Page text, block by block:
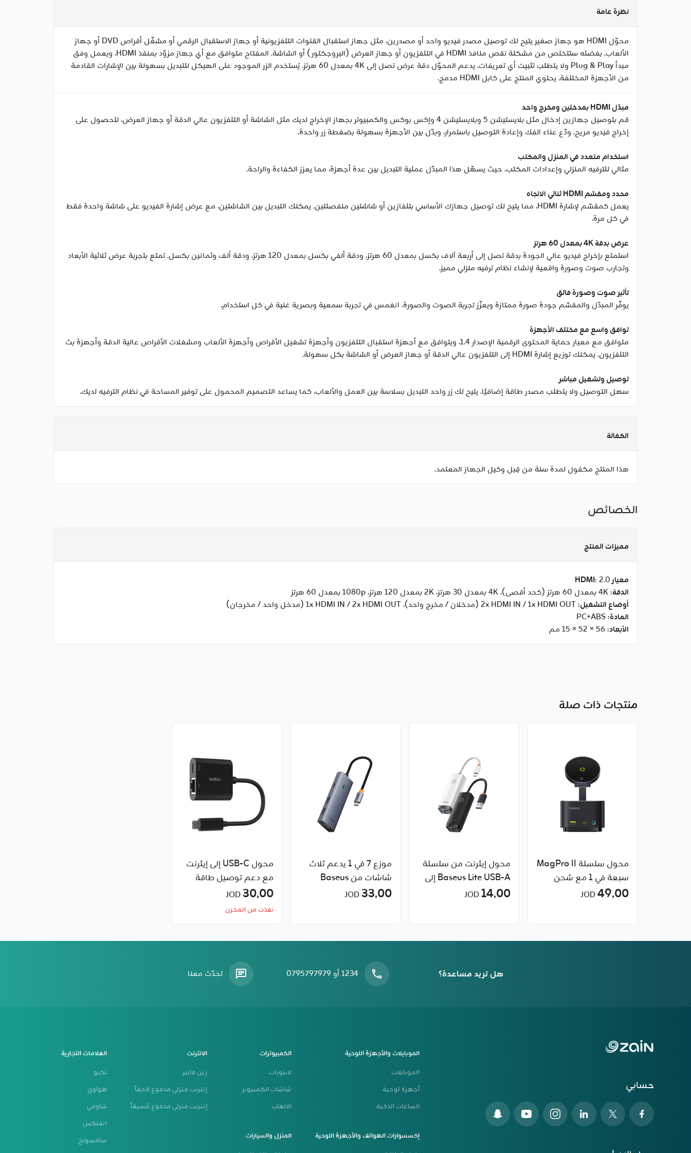
نظرة عامة
محوّل HDMI هو جهاز صغير يتيح لك توصيل مصدر فيديو واحد أو مصدرين، مثل جهاز استقبال القنوات التلفزيونية أو جهاز الاستقبال الرقمي أو مشغّل أقراص DVD أو جهاز
الألعاب. بفضله ستتخلص من مشكلة نقص منافذ HDMI في التلفزيون أو جهاز العرض (البروجكتور) أو الشاشة. المفتاح متوافق مع أي جهاز مزوّد بمنفذ HDMI، ويعمل وفق
مبدأ Plug & Play ولا يتطلب تثبيت أي تعريفات. يدعم المحوّل دقة عرض تصل إلى ‎4K بمعدل 60 هرتز. يُستخدم الزر الموجود على الهيكل للتبديل بسهولة بين الإشارات القادمة
من الأجهزة المختلفة. يحتوي المنتج على كابل HDMI مدمج.
مبدّل HDMI بمدخلين ومخرج واحد
قم بتوصيل جهازين إدخال مثل بلايستيشن 5 وبلايستيشن 4 وإكس بوكس والكمبيوتر بجهاز الإخراج لديك مثل الشاشة أو التلفزيون عالي الدقة أو جهاز العرض، للحصول على
إخراج فيديو مريح. ودّع عناء الفك وإعادة التوصيل باستمرار، وبدّل بين الأجهزة بسهولة بضغطة زر واحدة.
استخدام متعدد في المنزل والمكتب
مثالي للترفيه المنزلي وإعدادات المكتب، حيث يسهّل هذا المبدّل عملية التبديل بين عدة أجهزة، مما يعزز الكفاءة والراحة.
محدد ومقسّم HDMI ثنائي الاتجاه
يعمل كمقسّم لإشارة HDMI، مما يتيح لك توصيل جهازك الأساسي بتلفازين أو شاشتين منفصلتين. يمكنك التبديل بين الشاشتين، مع عرض إشارة الفيديو على شاشة واحدة فقط
في كل مرة.
عرض بدقة 4K بمعدل 60 هرتز
استمتع بإخراج فيديو عالي الجودة بدقة تصل إلى أربعة آلاف بكسل بمعدل 60 هرتز، ودقة ألفي بكسل بمعدل 120 هرتز، ودقة ألف وثمانين بكسل. تمتع بتجربة عرض ثلاثية الأبعاد
وتجارب صوت وصورة واقعية لإنشاء نظام ترفيه منزلي مميز.
تأثير صوت وصورة فائق
يوفّر المبدّل والمقسّم جودة صورة ممتازة ويعزّز تجربة الصوت والصورة. انغمس في تجربة سمعية وبصرية غنية في كل استخدام.
توافق واسع مع مختلف الأجهزة
متوافق مع معيار حماية المحتوى الرقمية الإصدار 1.4، ويتوافق مع أجهزة استقبال التلفزيون وأجهزة تشغيل الأقراص وأجهزة الألعاب ومشغلات الأقراص عالية الدقة وأجهزة بث
التلفزيون. يمكنك توزيع إشارة HDMI إلى التلفزيون عالي الدقة أو جهاز العرض أو الشاشة بكل سهولة.
توصيل وتشغيل مباشر
سهل التوصيل ولا يتطلب مصدر طاقة إضافيًا. يتيح لك زر واحد التبديل بسلاسة بين العمل والألعاب، كما يساعد التصميم المحمول على توفير المساحة في نظام الترفيه لديك.
الكفالة
هذا المنتج مكفول لمدة سنة من قِبل وكيل الجهاز المعتمد.
الخصائص
مميزات المنتج
معيار HDMI: 2.0
الدقة: 4K بمعدل 60 هرتز (كحد أقصى)، 4K بمعدل 30 هرتز، 2K بمعدل 120 هرتز، 1080p بمعدل 60 هرتز
أوضاع التشغيل: 2x HDMI IN / 1x HDMI OUT (مدخلان / مخرج واحد)، 1x HDMI IN / 2x HDMI OUT (مدخل واحد / مخرجان)
المادة: PC+ABS
الأبعاد: 56 × 52 × 15 مم
منتجات ذات صلة
محول سلسلة MagPro II
سبعة في 1 مع شحن
49٫00
محول إيثرنت من سلسلة
Baseus Lite USB-A إلى
منفذ RJ45 LAN (100014٫00JOD
موزع 7 في 1 يدعم ثلاث
شاشات من Baseus
33٫00JOD
محول USB-C إلى إيثرنت
مع دعم توصيل طاقة
حتى 100 واط من بيلكن
30٫00JOD
نفذت من المخزن
هل تريد مساعدة؟ 1234 أو 0795797979 تحدّث معنا
حسابي
الموبايلات والأجهزة اللوحية
الموبايلات
أجهزة لوحية
الساعات الذكية
الكمبيوترات
لابتوبات
شاشات الكمبيوتر
الالعاب
الانترنت
زين فايبر
إنترنت منزلي مدفوع لاحقاً
إنترنت منزلي مدفوع مُسبقاً
العلامات التجارية
تكنو
هواوي
شاومي
انفنكس
سامسونج
إكسسوارات الهواتف والأجهزة اللوحية
المنزل والسيارات